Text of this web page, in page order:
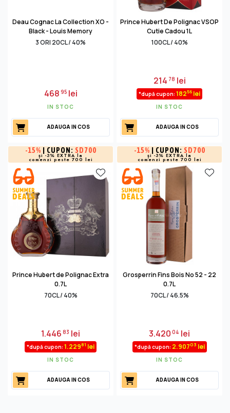
Deau Cognac La Collection XO -
Black - Louis Memory
3 ORI 20CL / 40%
46895lei
IN STOC
ADAUGA IN COS
Prince Hubert De Polignac VSOP
Cutie Cadou 1L
100CL / 40%
214 78 lei
*după cupon: 18256 lei
IN STOC
ADAUGA IN COS
-15% | CUPON: SD700
și -3% EXTRA la
comenzi peste 700 lei
Prince Hubert de Polignac Extra
0.7L
70CL / 40%
1.44683 lei
*după cupon: 1.22981 lei
IN STOC
ADAUGA IN COS
-15% | CUPON: SD700
și -3% EXTRA la
comenzi peste 700 lei
Grosperrin Fins Bois No 52 - 22
0.7L
70CL / 46.5%
3.42004 lei
*după cupon: 2.90703 lei
IN STOC
ADAUGA IN COS